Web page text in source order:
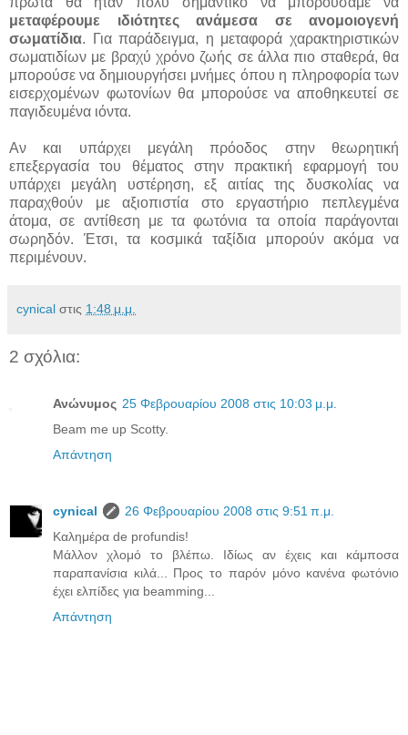
μεταφέρουμε ιδιότητες ανάμεσα σε ανομοιογενή
σωματίδια. Για παράδειγμα, η μεταφορά χαρακτηριστικών
σωματιδίων με βραχύ χρόνο ζωής σε άλλα πιο σταθερά, θα
μπορούσε να δημιουργήσει μνήμες όπου η πληροφορία των
εισερχομένων φωτονίων θα μπορούσε να αποθηκευτεί σε
παγιδευμένα ιόντα.
Αν και υπάρχει μεγάλη πρόοδος στην θεωρητική
επεξεργασία του θέματος στην πρακτική εφαρμογή του
υπάρχει μεγάλη υστέρηση, εξ αιτίας της δυσκολίας να
παραχθούν με αξιοπιστία στο εργαστήριο πεπλεγμένα
άτομα, σε αντίθεση με τα φωτόνια τα οποία παράγονται
σωρηδόν. Έτσι, τα κοσμικά ταξίδια μπορούν ακόμα να
περιμένουν.
cynical στις 1:48 μ.μ.
2 σχόλια:
Ανώνυμος 25 Φεβρουαρίου 2008 στις 10:03 μ.μ.
Beam me up Scotty.
Απάντηση
cynical
26 Φεβρουαρίου 2008 στις 9:51 π.μ.
Καλημέρα de profundis!
Μάλλον χλομό το βλέπω. Ιδίως αν έχεις και κάμποσα
παραπανίσια κιλά... Προς το παρόν μόνο κανένα φωτόνιο
έχει ελπίδες για beamming...
Απάντηση